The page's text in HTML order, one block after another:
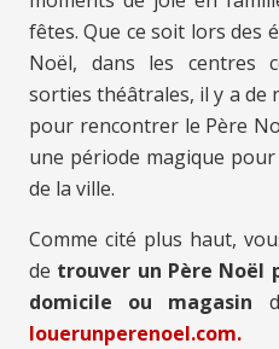
fêtes. Que ce soit lors des
Noël, dans les centres
sorties théâtrales, il y a
pour rencontrer le Père
une période magique
de la ville.
Comme cité plus haut,
de trouver un Père Noël
domicile ou magasin
louerunperenoel.com.